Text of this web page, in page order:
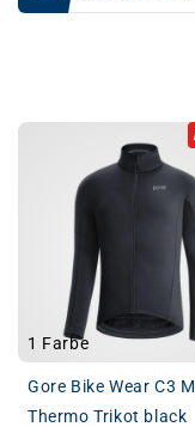
1 Farbe
Gore Bike Wear C3
Thermo Trikot black